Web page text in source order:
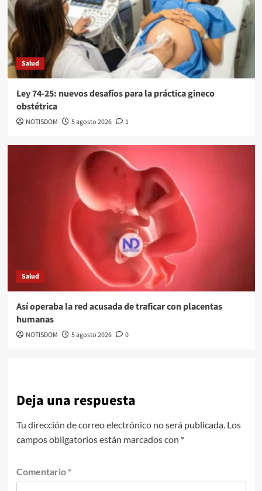
Salud
Ley 74-25: nuevos desafíos para la práctica gineco
obstétrica
NOTISDOM 5 agosto 2026 1
Salud
Así operaba la red acusada de traficar con placentas
humanas
NOTISDOM 5 agosto 2026 0
Deja una respuesta
Tu dirección de correo electrónico no será publicada. Los
campos obligatorios están marcados con *
Comentario *